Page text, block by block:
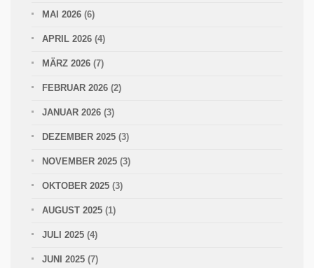
MAI 2026 (6)
APRIL 2026 (4)
MÄRZ 2026 (7)
FEBRUAR 2026 (2)
JANUAR 2026 (3)
DEZEMBER 2025 (3)
NOVEMBER 2025 (3)
OKTOBER 2025 (3)
AUGUST 2025 (1)
JULI 2025 (4)
JUNI 2025 (7)